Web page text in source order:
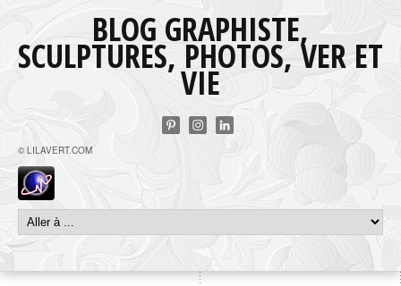
BLOG GRAPHISTE,
SCULPTURES, PHOTOS, VER ET
VIE
© LILAVERT.COM